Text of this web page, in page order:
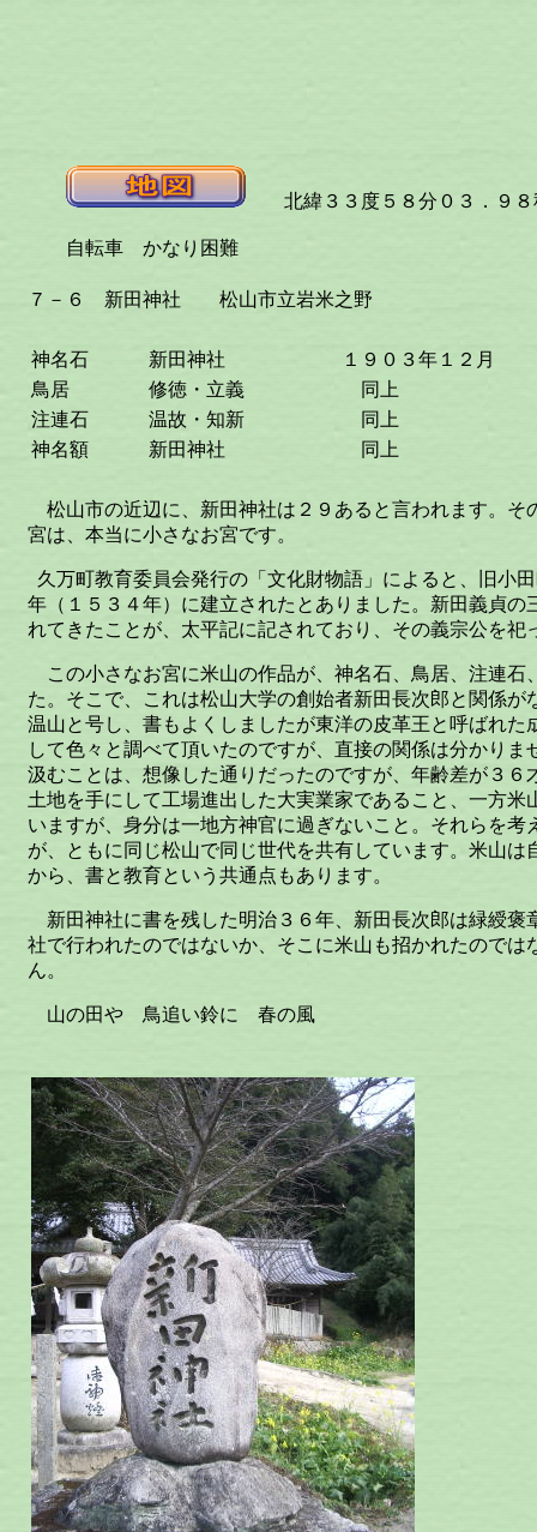
北緯３３度５８分０３．９８
自転車 かなり困難
７－６ 新田神社 松山市立岩米之野
神名石 新田神社
１９０３年１２月
鳥居
修徳・立義
同上
注連石
温故・知新
同上
神名額
新田神社 同上
松山市の近辺に、新田神社は２９あると言われます。そ
宮は、本当に小さなお宮です。
久万町教育委員会発行の「文化財物語」によると、旧小
年（１５３４年）に建立されたとありました。新田義貞
れてきたことが、太平記に記されており、その義宗公を祀
この小さなお宮に米山の作品が、神名石、鳥居、注連石
た。そこで、これは松山大学の創始者新田長次郎と関係
温山と号し、書もよくしましたが東洋の皮革王と呼ばれ
して色々と調べて頂いたのですが、直接の関係は分かり
汲むことは、想像した通りだったのですが、年齢差が３
土地を手にして工場進出した大実業家であること、一方
いますが、身分は一地方神官に過ぎないこと。それらを
が、ともに同じ松山で同じ世代を共有しています。米山
から、書と教育という共通点もあります。
新田神社に書を残した明治３６年、新田長次郎は緑綬
社で行われたのではないか、そこに米山も招かれたので
ん。
山の田や 鳥追い鈴に 春の風